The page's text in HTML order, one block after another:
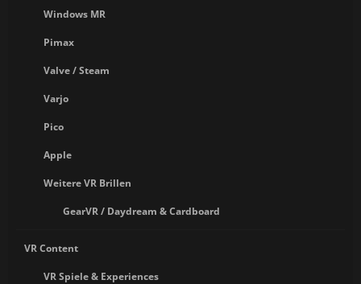
Windows MR
Pimax
Valve / Steam
Varjo
Pico
Apple
Weitere VR Brillen
GearVR / Daydream & Cardboard
VR Content
VR Spiele & Experiences